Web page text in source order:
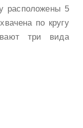
расположены 5
по кругу
три вида